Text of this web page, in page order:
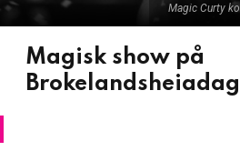
Magic Curty
Magisk show på